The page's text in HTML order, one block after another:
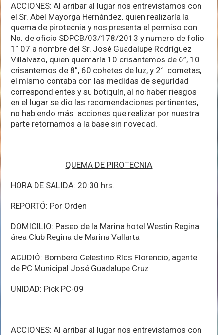
ACCIONES: Al arribar al lugar nos entrevistamos con
el Sr. Abel Mayorga Hernández, quien realizaría la
quema de pirotecnia y nos presenta el permiso con
No. de oficio SDPCB/03/178/2013 y numero de folio
1107 a nombre del Sr. José Guadalupe Rodríguez
Villalvazo, quien quemaría 10 crisantemos de 6”, 10
crisantemos de 8”, 60 cohetes de luz, y 21 cometas,
el mismo contaba con las medidas de seguridad
correspondientes y su botiquín, al no haber riesgos
en el lugar se dio las recomendaciones pertinentes,
no habiendo más acciones que realizar por nuestra
parte retornamos a la base sin novedad.
QUEMA DE PIROTECNIA
HORA DE SALIDA: 20:30 hrs.
REPORTÓ: Por Orden
DOMICILIO: Paseo de la Marina hotel Westin Regina
área Club Regina de Marina Vallarta
ACUDIÓ: Bombero Celestino Ríos Florencio, agente
de PC Municipal José Guadalupe Cruz
UNIDAD: Pick PC-09
ACCIONES: Al arribar al lugar nos entrevistamos con